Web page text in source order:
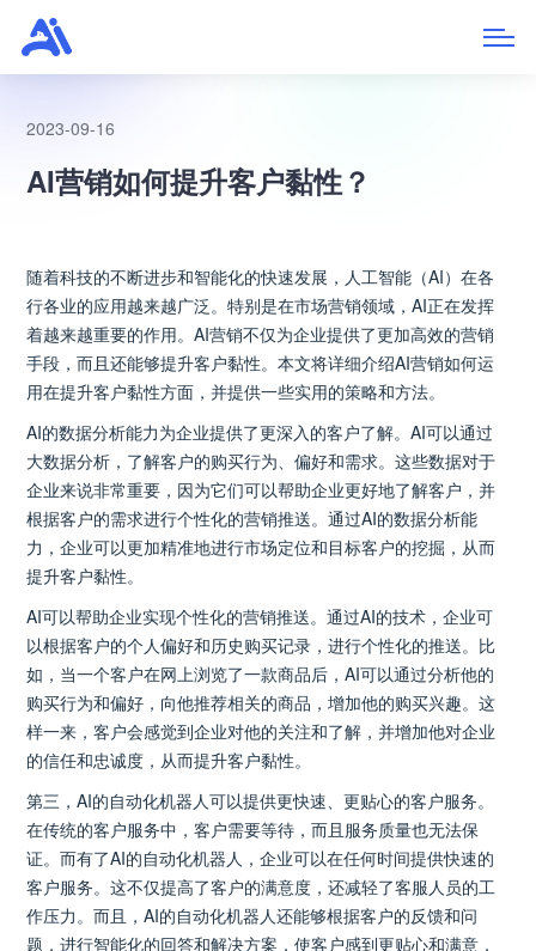
2023-09-16
AI营销如何提升客户黏性？
随着科技的不断进步和智能化的快速发展，人工智能（AI）在各
行各业的应用越来越广泛。特别是在市场营销领域，AI正在发挥
着越来越重要的作用。AI营销不仅为企业提供了更加高效的营销
手段，而且还能够提升客户黏性。本文将详细介绍AI营销如何运
用在提升客户黏性方面，并提供一些实用的策略和方法。
AI的数据分析能力为企业提供了更深入的客户了解。AI可以通过
大数据分析，了解客户的购买行为、偏好和需求。这些数据对于
企业来说非常重要，因为它们可以帮助企业更好地了解客户，并
根据客户的需求进行个性化的营销推送。通过AI的数据分析能
力，企业可以更加精准地进行市场定位和目标客户的挖掘，从而
提升客户黏性。
AI可以帮助企业实现个性化的营销推送。通过AI的技术，企业可
以根据客户的个人偏好和历史购买记录，进行个性化的推送。比
如，当一个客户在网上浏览了一款商品后，AI可以通过分析他的
购买行为和偏好，向他推荐相关的商品，增加他的购买兴趣。这
样一来，客户会感觉到企业对他的关注和了解，并增加他对企业
的信任和忠诚度，从而提升客户黏性。
第三，AI的自动化机器人可以提供更快速、更贴心的客户服务。
在传统的客户服务中，客户需要等待，而且服务质量也无法保
证。而有了AI的自动化机器人，企业可以在任何时间提供快速的
客户服务。这不仅提高了客户的满意度，还减轻了客服人员的工
作压力。而且，AI的自动化机器人还能够根据客户的反馈和问
题，进行智能化的回答和解决方案，使客户感到更贴心和满意，